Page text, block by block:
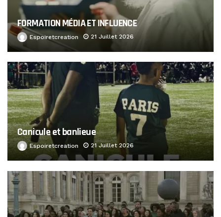
FORMATION MÉDIA ET INFLUENCE
Espoiretcreation 21 Juillet 2026
Canicule et banlieue
Espoiretcreation 21 Juillet 2026